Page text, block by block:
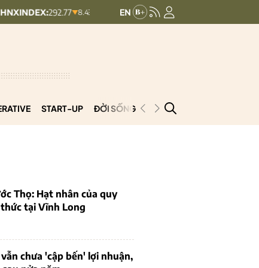
292.77 8.43 (2.8%) UPCOMINDEX:126.99
START-UP ĐỜI SỐNG PODCAST
Thọ: Hạt nhân của quy
tại Vĩnh Long
chưa 'cập bến' lợi nhuận,